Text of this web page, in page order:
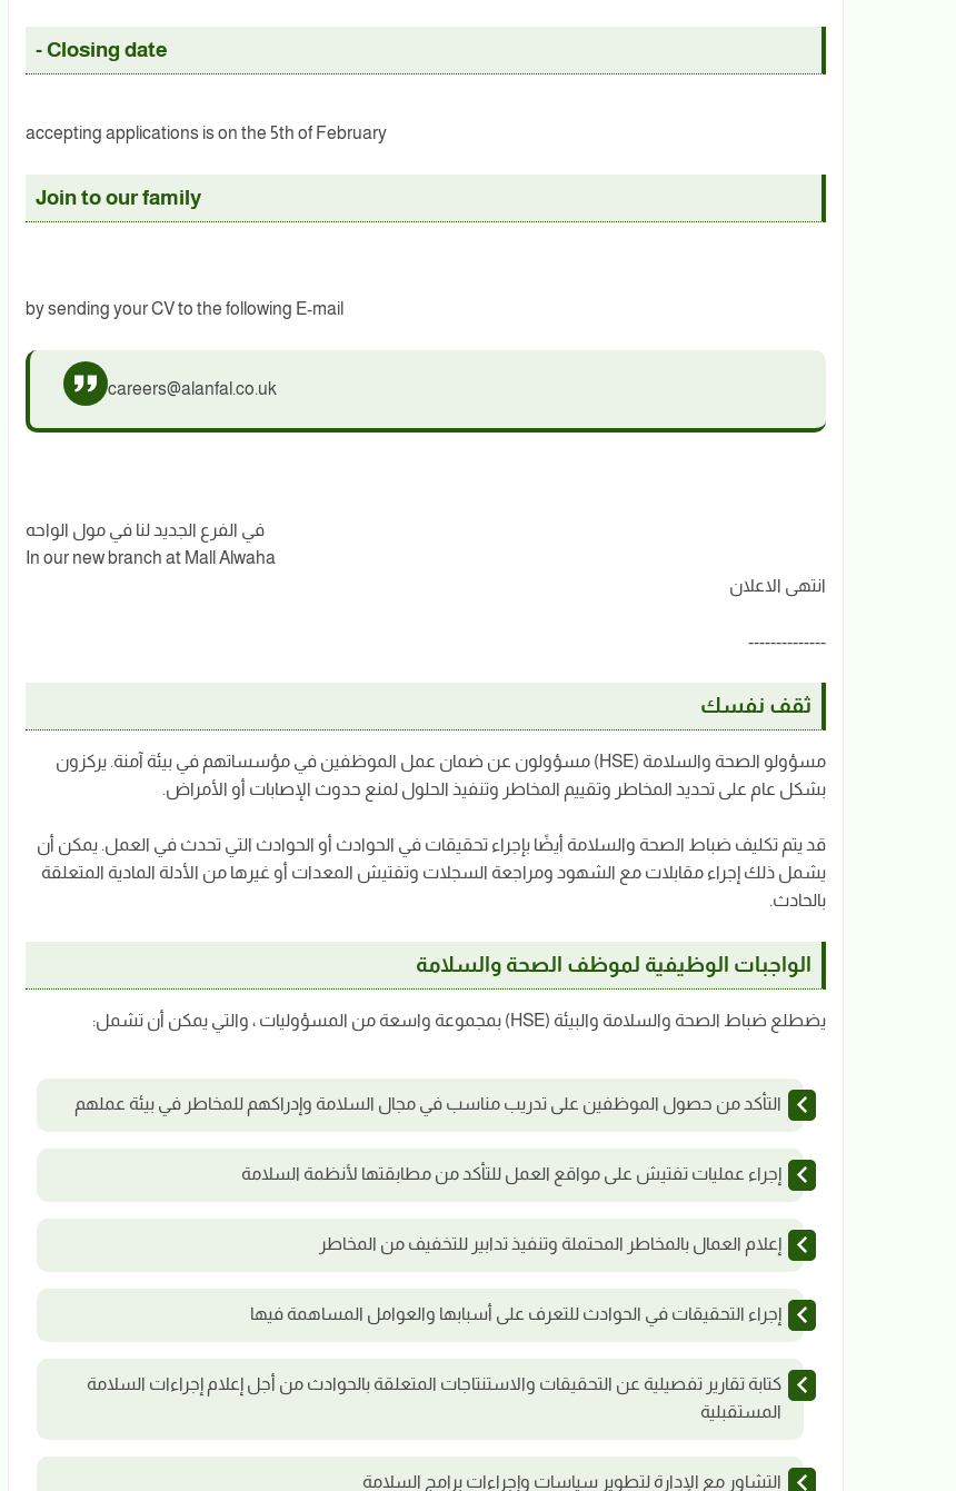
- Closing date
accepting applications is on the 5th of February
Join to our family
by sending your CV to the following E-mail
careers@alanfal.co.uk
في الفرع الجديد لنا في مول الواحه
In our new branch at Mall Alwaha
انتهى الاعلان
--------------
ثقف نفسك
مسؤولو الصحة والسلامة (HSE) مسؤولون عن ضمان عمل الموظفين في مؤسساتهم في بيئة آمنة. يركزون
بشكل عام على تحديد المخاطر وتقييم المخاطر وتنفيذ الحلول لمنع حدوث الإصابات أو الأمراض.
قد يتم تكليف ضباط الصحة والسلامة أيضًا بإجراء تحقيقات في الحوادث أو الحوادث التي تحدث في العمل. يمكن أن
يشمل ذلك إجراء مقابلات مع الشهود ومراجعة السجلات وتفتيش المعدات أو غيرها من الأدلة المادية المتعلقة
بالحادث.
الواجبات الوظيفية لموظف الصحة والسلامة
يضطلع ضباط الصحة والسلامة والبيئة (HSE) بمجموعة واسعة من المسؤوليات ، والتي يمكن أن تشمل:
التأكد من حصول الموظفين على تدريب مناسب في مجال السلامة وإدراكهم للمخاطر في بيئة عملهم
إجراء عمليات تفتيش على مواقع العمل للتأكد من مطابقتها لأنظمة السلامة
إعلام العمال بالمخاطر المحتملة وتنفيذ تدابير للتخفيف من المخاطر
إجراء التحقيقات في الحوادث للتعرف على أسبابها والعوامل المساهمة فيها
كتابة تقارير تفصيلية عن التحقيقات والاستنتاجات المتعلقة بالحوادث من أجل إعلام إجراءات السلامة
المستقبلية
التشاور مع الإدارة لتطوير سياسات وإجراءات برامج السلامة